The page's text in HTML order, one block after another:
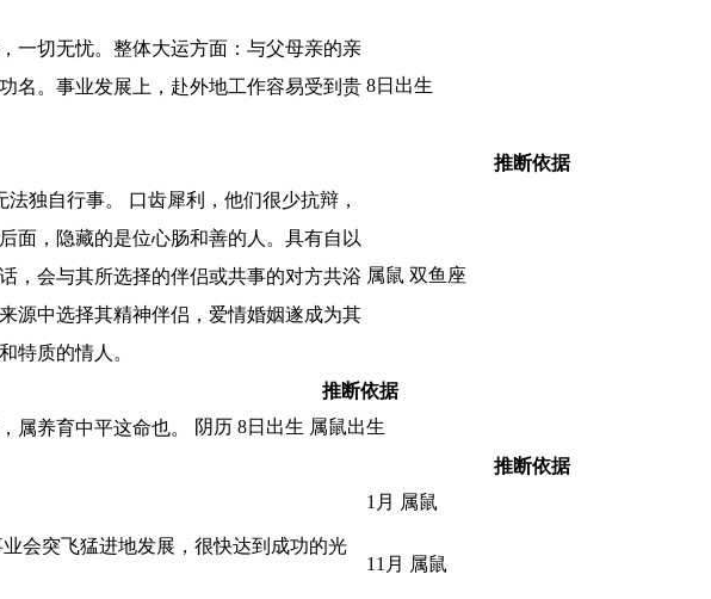
一切无忧。整体大运方面：与父母亲的亲
名。事业发展上，赴外地工作容易受到贵 8日出生
推断依据
独自行事。 口齿犀利，他们很少抗辩，
面，隐藏的是位心肠和善的人。具有自以
，会与其所选择的伴侣或共事的对方共浴
源中选择其精神伴侣，爱情婚姻遂成为其
特质的情人。
属鼠 双鱼座
推断依据
属养育中平这命也。
阴历 8日出生 属鼠出生
推断依据
1月 属鼠
会突飞猛进地发展，很快达到成功的光
11月 属鼠